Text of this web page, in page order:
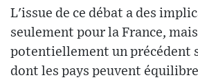
L'issue de ce débat a des
seulement pour la France,
potentiellement un précédent
dont les pays peuvent